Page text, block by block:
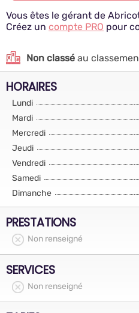
Vous êtes le gérant de
Créez un compte PRO pour
Non classé au
HORAIRES
Lundi
Mardi
Mercredi
Jeudi
Vendredi
Samedi
Dimanche
PRESTATIONS
Non renseigné
SERVICES
Non renseigné